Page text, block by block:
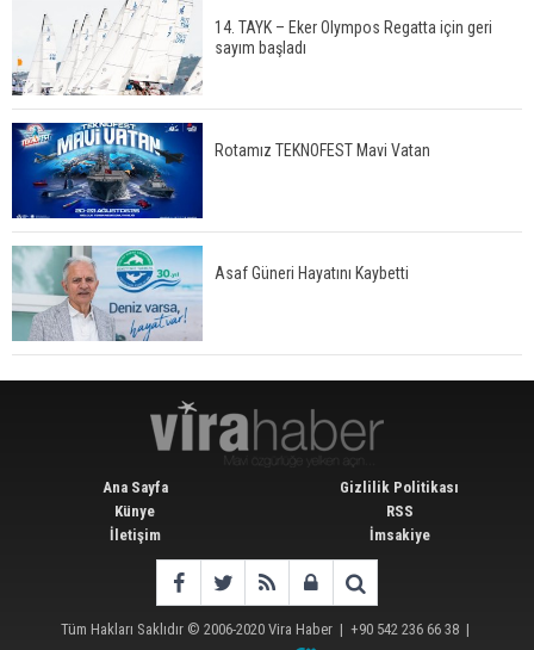
14. TAYK – Eker Olympos Regatta için geri
sayım başladı
Rotamız TEKNOFEST Mavi Vatan
Asaf Güneri Hayatını Kaybetti
Ana Sayfa
Künye
İletişim
Gizlilik Politikası
RSS
İmsakiye
Tüm Hakları Saklıdır © 2006-2020 Vira Haber | +90 542 236 66 38 |